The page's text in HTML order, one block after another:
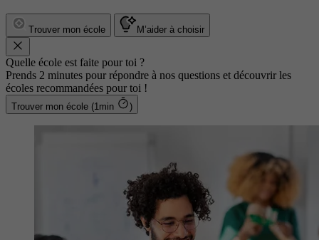
Trouver mon école M’aider à choisir
Quelle école est faite pour toi ?
Prends 2 minutes pour répondre à nos questions et découvrir les
écoles recommandées pour toi !
Trouver mon école (1min )